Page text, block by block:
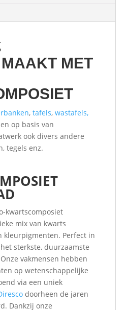
MET
,tafels,wastafels,
op basis van
ook divers andere
tegels enz.
kwartscomposiet
mix van kwarts
kleurpigmenten. Perfect in
sterkste, duurzaamste
vakmensen hebben
op wetenschappelijke
via een uniek
doorheen de jaren
Dankzij onze